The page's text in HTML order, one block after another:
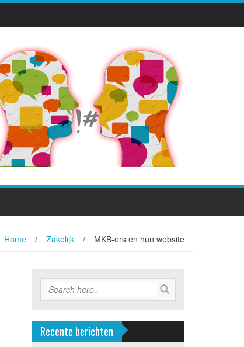
Home / Zakelijk / MKB-ers en hun website
Recente berichten